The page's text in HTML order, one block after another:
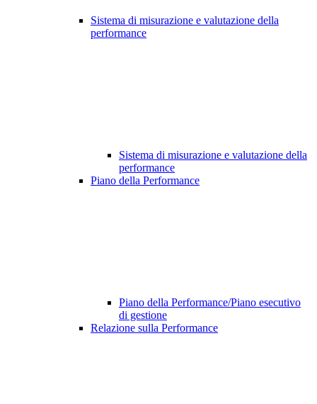
Sistema di misurazione e valutazione della
performance
Sistema di misurazione e valutazione della
performance
Piano della Performance
Piano della Performance/Piano esecutivo
di gestione
Relazione sulla Performance